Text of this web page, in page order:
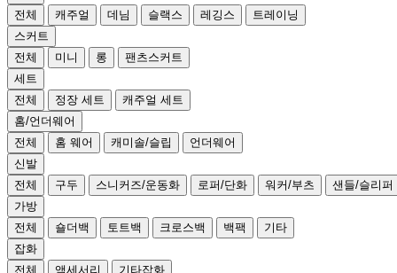
전체
캐주얼 데님 슬랙스 레깅스
트레이닝
스커트
전체
미니 롱
팬츠스커트
세트
전체
정장 세트
캐주얼 세트
홈/언더웨어
전체
홈 웨어 캐미솔/슬립
언더웨어
신발
전체
구두 스니커즈/운동화 로퍼/단화 워커/부츠
샌들/슬리퍼
가방
전체
숄더백 토트백 크로스백 백팩
기타
잡화
전체
액세서리 기타잡화